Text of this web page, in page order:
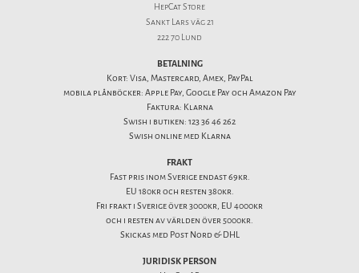
HepCat Store
Sankt Lars väg 21
222 70 Lund
BETALNING
Kort: Visa, Mastercard, Amex, PayPal
mobila plånböcker: Apple Pay, Google Pay och Amazon Pay
Faktura: Klarna
Swish i butiken: 123 36 46 262
Swish online med Klarna
FRAKT
Fast pris inom Sverige endast 69kr.
EU 180kr och resten 380kr.
Fri frakt i Sverige över 3000kr, EU 4000kr
och i resten av världen över 5000kr.
Skickas med Post Nord & DHL
JURIDISK PERSON